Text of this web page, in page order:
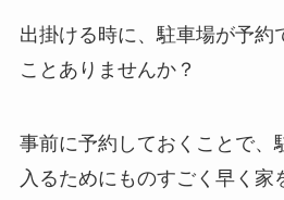
出掛ける時に、駐車場が予約
ことありませんか？
事前に予約しておくことで、
入るためにものすごく早く家